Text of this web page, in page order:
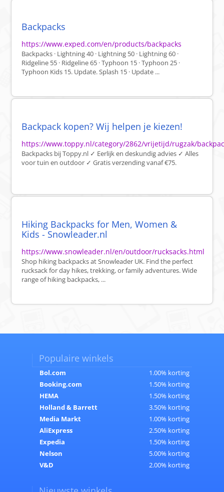
Backpacks
https://www.exped.com/en/products/backpacks
Backpacks · Lightning 40 · Lightning 50 · Lightning 60 ·
Ridgeline 55 · Ridgeline 65 · Typhoon 15 · Typhoon 25 ·
Typhoon Kids 15. Update. Splash 15 · Update ...
Backpack kopen? Wij helpen je kiezen!
https://www.toppy.nl/category/2862/vrijetijd/rugzak/
Backpacks bij Toppy.nl ✓ Eerlijk en deskundig advies ✓ Alles
voor tuin en outdoor ✓ Gratis verzending vanaf €75.
Hiking Backpacks for Men, Women &
Kids - Snowleader.nl
https://www.snowleader.nl/en/outdoor/rucksacks.html
Shop hiking backpacks at Snowleader UK. Find the perfect
rucksack for day hikes, trekking, or family adventures. Wide
range of hiking backpacks, ...
Populaire winkels
Bol.com
1.00% korting
Booking.com
1.50% korting
HEMA
1.50% korting
Holland & Barrett
3.50% korting
Media Markt
1.00% korting
AliExpress
2.50% korting
Expedia
1.50% korting
Nelson
5.00% korting
V&D
2.00% korting